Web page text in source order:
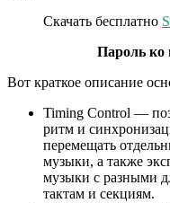
Скачать бесплатно
Пароль ко
Вот краткое описание
Timing Control —
ритм и
перемещать
музыки, а также
музыки с разными
тактам и секциям.